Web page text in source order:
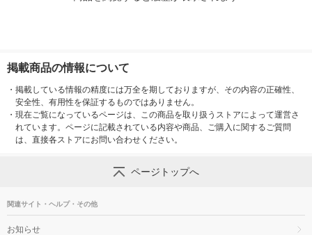
掲載商品の情報について
・ 掲載している情報の精度には万全を期しておりますが、その内容の正確性、
安全性、有用性を保証するものではありません。
・ 現在ご覧になっているページは、この商品を取り扱うストアによって運営さ
れています。ページに記載されている内容や商品、ご購入に関するご質問
は、直接各ストアにお問い合わせください。
ページトップへ
関連サイト・ヘルプ・その他
お知らせ